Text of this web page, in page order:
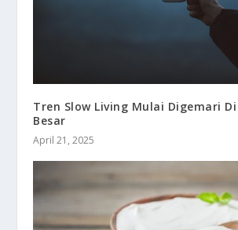
Tren Slow Living Mulai Digemari
Besar
April 21, 2025